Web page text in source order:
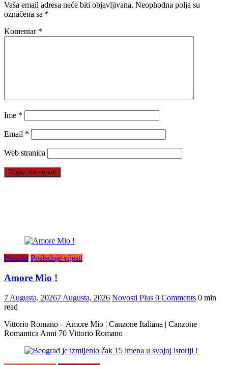
Vaša email adresa neće biti objavljivana. Neophodna polja su
označena sa *
Komentar *
Ime *
Email *
Web stranica
Muzika Poslednje vijesti
Amore Mio !
7 Augusta, 20267 Augusta, 2026 Novosti Plus 0 Comments 0 min
read
Vittorio Romano – Amore Mio | Canzone Italiana | Canzone
Romantica Anni 70 Vittorio Romano